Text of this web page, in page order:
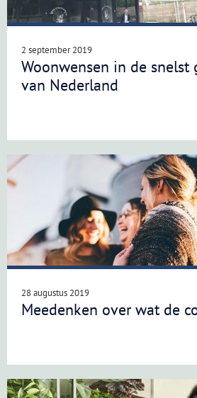
2 september 2019
Woonwensen in de snelst
van Nederland
28 augustus 2019
Meedenken over wat de